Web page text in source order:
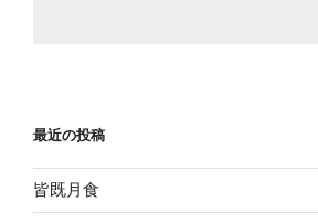
最近の投稿
皆既月食